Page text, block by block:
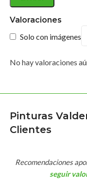
Valoraciones
Solo con imágenes
No hay valoraciones
Pinturas
Clientes
Recomendaciones
seguir